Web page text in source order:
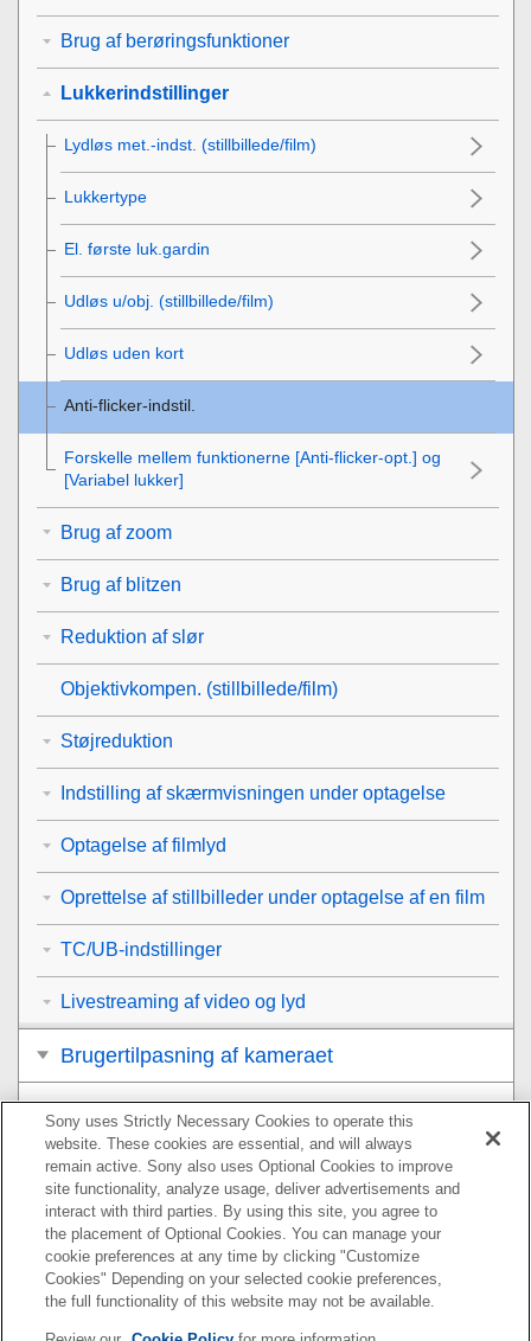
Brug af berøringsfunktioner
Lukkerindstillinger
Lydløs met.-indst. (stillbillede/film)
Lukkertype
El. første luk.gardin
Udløs u/obj. (stillbillede/film)
Udløs uden kort
Anti-flicker-indstil.
Forskelle mellem funktionerne [Anti-flicker-opt.] og
[Variabel lukker]
Brug af zoom
Brug af blitzen
Reduktion af slør
Objektivkompen. (stillbillede/film)
Støjreduktion
Indstilling af skærmvisningen under optagelse
Optagelse af filmlyd
Oprettelse af stillbilleder under optagelse af en film
TC/UB-indstillinger
Livestreaming af video og lyd
Brugertilpasning af kameraet
Visning
Ændring af kameraindstillingerne
Funktioner, der er til rådighed med en
smartphone
Brug af en computer
Sony uses Strictly Necessary Cookies to operate this
website. These cookies are essential, and will always
remain active. Sony also uses Optional Cookies to improve
site functionality, analyze usage, deliver advertisements and
interact with third parties. By using this site, you agree to
the placement of Optional Cookies. You can manage your
cookie preferences at any time by clicking "Customize
Cookies" Depending on your selected cookie preferences,
the full functionality of this website may not be available.